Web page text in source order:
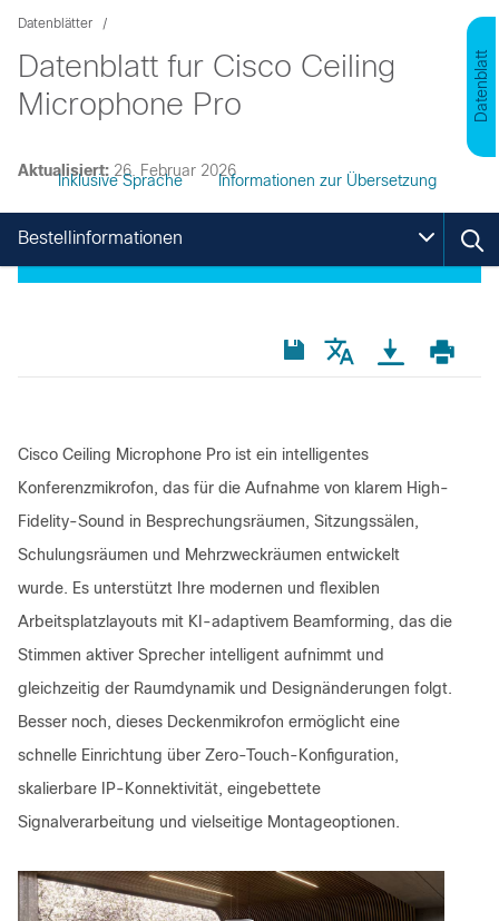
Datenblätter
Datenblatt fur Cisco Ceiling
Microphone Pro
Datenblatt
Aktualisiert: 26. Februar 2026
Inklusive Sprache Informationen zur Übersetzung
Bestellinformationen
Cisco Ceiling Microphone Pro ist ein intelligentes
Konferenzmikrofon, das für die Aufnahme von klarem High-
Fidelity-Sound in Besprechungsräumen, Sitzungssälen,
Schulungsräumen und Mehrzweckräumen entwickelt
wurde. Es unterstützt Ihre modernen und flexiblen
Arbeitsplatzlayouts mit KI-adaptivem Beamforming, das die
Stimmen aktiver Sprecher intelligent aufnimmt und
gleichzeitig der Raumdynamik und Designänderungen folgt.
Besser noch, dieses Deckenmikrofon ermöglicht eine
schnelle Einrichtung über Zero-Touch-Konfiguration,
skalierbare IP-Konnektivität, eingebettete
Signalverarbeitung und vielseitige Montageoptionen.